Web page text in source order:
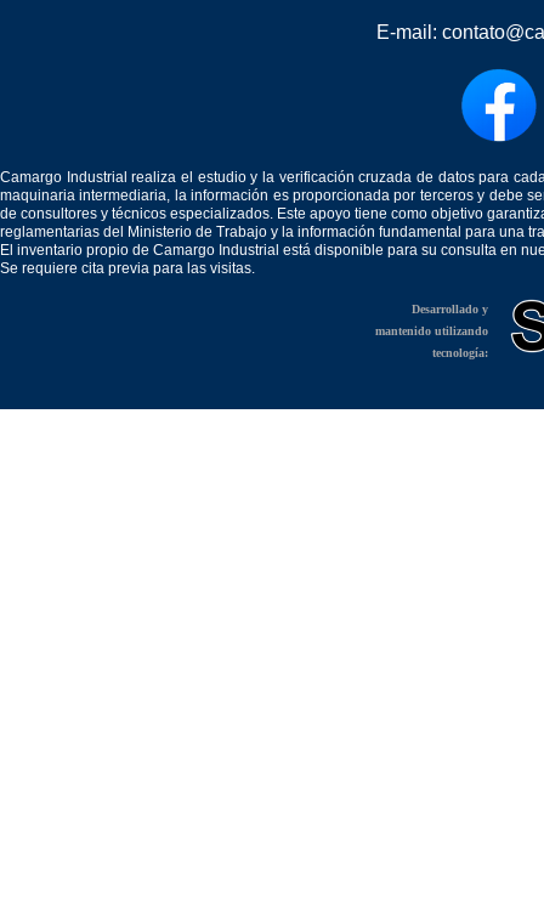
E-mail:
Camargo Industrial realiza el estudio y la verificación cruzada de datos para
maquinaria intermediaria, la información es proporcionada por terceros y debe
de consultores y técnicos especializados. Este apoyo tiene como objetivo
reglamentarias del Ministerio de Trabajo y la información fundamental para una
El inventario propio de Camargo Industrial está disponible para su consulta en
Se requiere cita previa para las visitas.
Desarrollado y
mantenido utilizando
tecnología: